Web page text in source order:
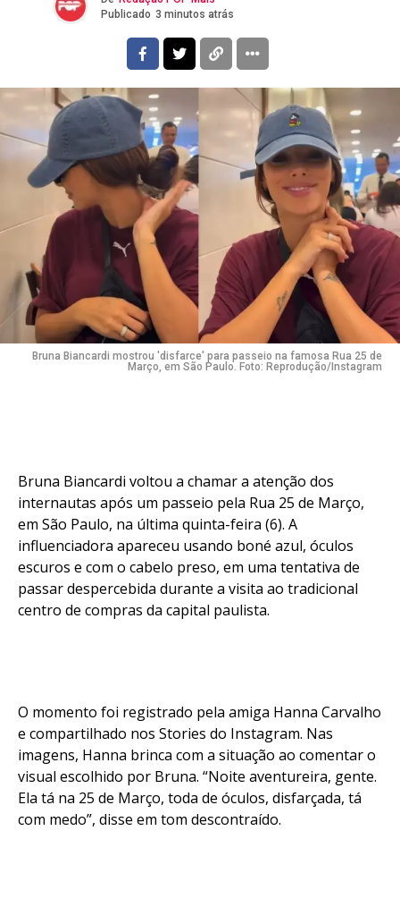
Publicado 3 minutos atrás
Bruna Biancardi mostrou 'disfarce' para passeio na famosa Rua 25 de
Março, em São Paulo. Foto: Reprodução/Instagram
Bruna Biancardi voltou a chamar a atenção dos
internautas após um passeio pela Rua 25 de Março,
em São Paulo, na última quinta-feira (6). A
influenciadora apareceu usando boné azul, óculos
escuros e com o cabelo preso, em uma tentativa de
passar despercebida durante a visita ao tradicional
centro de compras da capital paulista.
O momento foi registrado pela amiga Hanna Carvalho
e compartilhado nos Stories do Instagram. Nas
imagens, Hanna brinca com a situação ao comentar o
visual escolhido por Bruna. “Noite aventureira, gente.
Ela tá na 25 de Março, toda de óculos, disfarçada, tá
com medo”, disse em tom descontraído.